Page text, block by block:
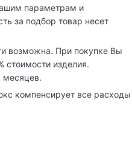
параметрам и
за подбор товар несет
возможна. При покупке Вы
стоимости изделия.
месяцев.
компенсирует все расходы